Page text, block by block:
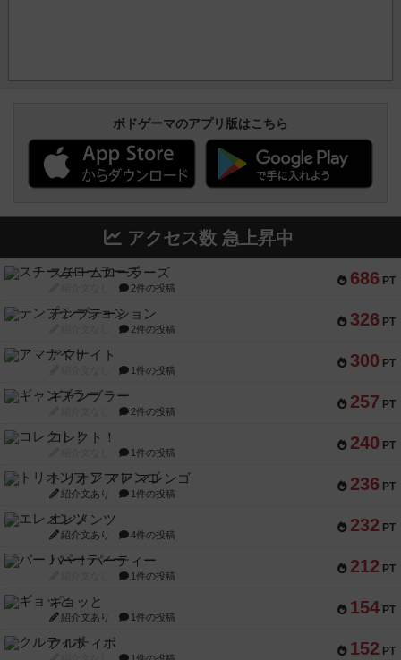
ボドゲーマのアプリ版はこちら
アクセス数 急上昇中
686 PT
スチームローラーズ
2件の投稿
326 PT
テンプテーション
2件の投稿
300 PT
アマナイト
1件の投稿
257 PT
ギャンブラー
2件の投稿
240 PT
コレクト！
1件の投稿
236 PT
トリオンフ ア マレンゴ
紹介文あり 1件の投稿
232 PT
エレメンツ
紹介文あり 4件の投稿
212 PT
バー！パーティー
1件の投稿
154 PT
ギョッと
紹介文あり 1件の投稿
152 PT
クルティボ